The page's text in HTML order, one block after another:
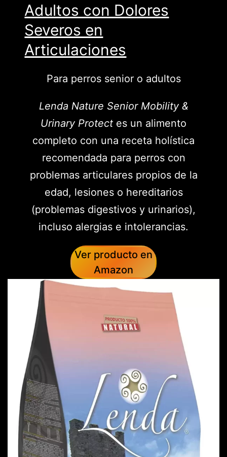
Adultos con Dolores
Severos en
Articulaciones
Para perros senior o adultos
Lenda Nature Senior Mobility &
Urinary Protect es un alimento
completo con una receta holística
recomendada para perros con
problemas articulares propios de la
edad, lesiones o hereditarios
(problemas digestivos y urinarios),
incluso alergias e intolerancias.
Ver producto en
Amazon